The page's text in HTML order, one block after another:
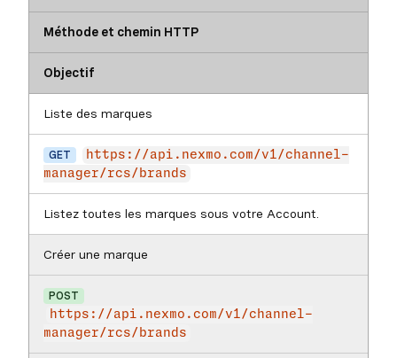
Méthode et chemin HTTP
Objectif
Liste des marques
GET
https://api.nexmo.com/v1/channel-
manager/rcs/brands
Listez toutes les marques sous votre Account.
Créer une marque
POST
https://api.nexmo.com/v1/channel-
manager/rcs/brands